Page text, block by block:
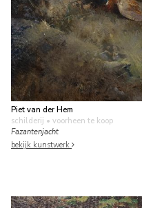
Piet van der Hem
schilderij • voorheen te koop
Fazantenjacht
bekijk kunstwerk